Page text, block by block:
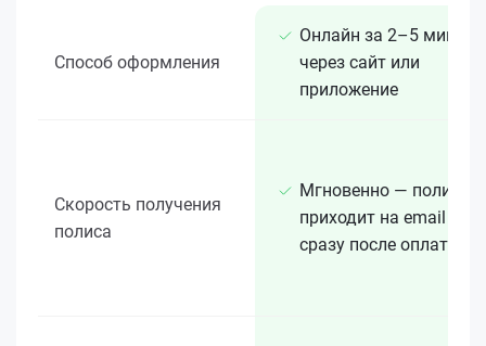
Способ оформления
Онлайн за 2–5 минут
через сайт или
приложение
Скорость получения
полиса
Мгновенно — полис
приходит на email
сразу после оплаты